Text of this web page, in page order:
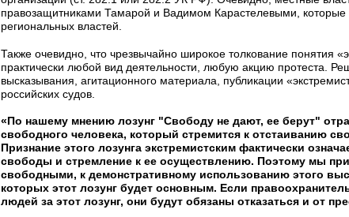
правозащитниками Тамарой и Вадимом Карастелевыми, которые
региональных властей.
Также очевидно, что чрезвычайно широкое толкование понятия
практически любой вид деятельности, любую акцию протеста.
высказывания, агитационного материала, публикации
российских судов.
«По нашему мнению лозунг "Свободу не дают, ее берут"
свободного человека, который стремится к отстаиванию
Признание этого лозунга экстремистским фактически
свободы и стремление к ее осуществлению. Поэтому мы
свободными, к демонстративному использованию этого
которых этот лозунг будет основным. Если
людей за этот лозунг, они будут обязаны отказаться и от